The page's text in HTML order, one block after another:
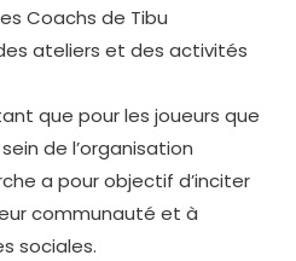
Coachs de Tibu
ateliers et des activités
que pour les joueurs que
de l’organisation
a pour objectif d’inciter
communauté et à
sociales.